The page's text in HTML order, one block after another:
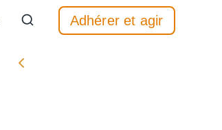
Adhérer et agir
Évènement précédent